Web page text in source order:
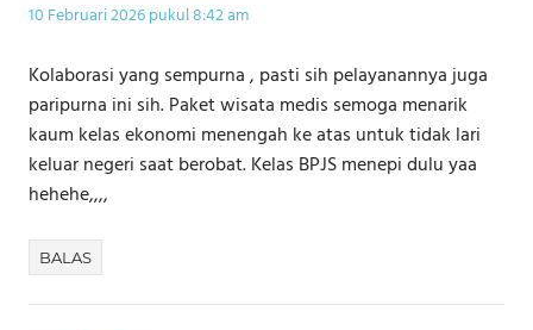
10 Februari 2026 pukul 8:42 am
Kolaborasi yang sempurna , pasti sih pelayanannya juga
paripurna ini sih. Paket wisata medis semoga menarik
kaum kelas ekonomi menengah ke atas untuk tidak lari
keluar negeri saat berobat. Kelas BPJS menepi dulu yaa
hehehe,,,,
BALAS